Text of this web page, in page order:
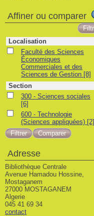
Affiner ou comparer
Localisation
Faculté des Sciences
Économiques
Commerciales et des
Sciences de Gestion [8]
Section
300 - Sciences sociales
[6]
600 - Technologie
(Sciences appliquées) [2]
Adresse
Bibliothèque Centrale
Avenue Hamadou Hossine,
Mostaganem
27000 MOSTAGANEM
Algerie
045 41 69 34
contact